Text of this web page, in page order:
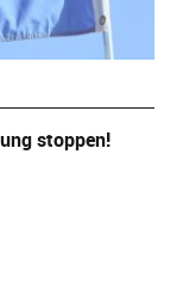
stoppen!